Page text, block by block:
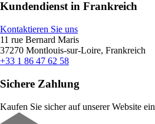
Kundendienst in Frankreich
Kontaktieren Sie uns
11 rue Bernard Maris
37270 Montlouis-sur-Loire, Frankreich
+33 1 86 47 62 58
Sichere Zahlung
Kaufen Sie sicher auf unserer Website ein